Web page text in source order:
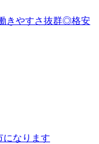
きやすさ抜群◎格安
なります